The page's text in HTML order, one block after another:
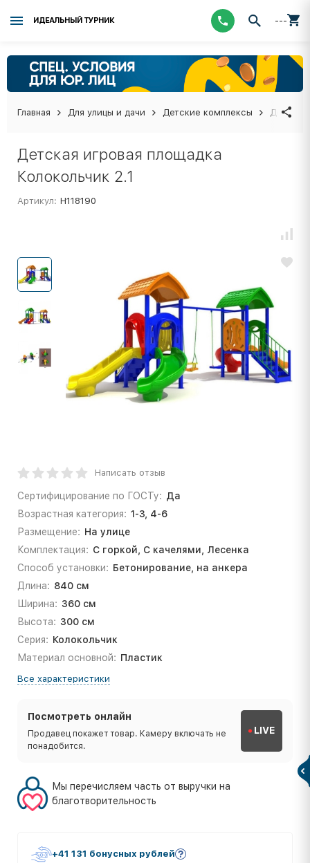
ИДЕАЛЬНЫЙ ТУРНИК ---
Главная Для улицы и дачи Детские комплексы Детская
Детская игровая площадка
Колокольчик 2.1
Артикул: Н118190
Написать отзыв
Сертифицирование по ГОСТу: Да
Возрастная категория: 1-3, 4-6
Размещение: На улице
Комплектация: С горкой, С качелями, Лесенка
Способ установки: Бетонирование, на анкера
Длина: 840 см
Ширина: 360 см
Высота: 300 см
Серия: Колокольчик
Материал основной: Пластик
Все характеристики
Посмотреть онлайн
Продавец покажет товар. Камеру включать не
понадобится.
LIVE
Мы перечисляем часть от выручки на
благотворительность
+41 131 бонусных рублей